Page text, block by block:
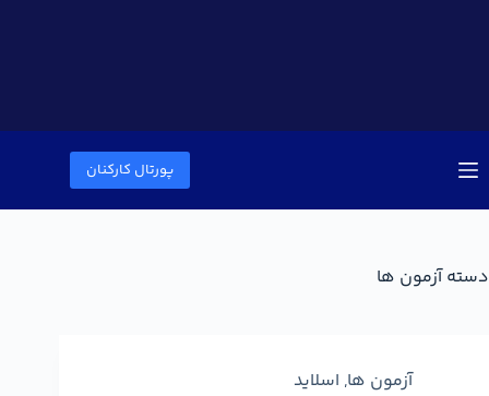
پورتال کارکنان
دستهآزمون ها
آزمون ها, اسلاید